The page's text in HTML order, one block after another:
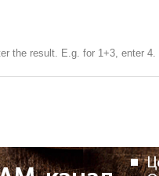
the result. E.g. for 1+3, enter 4.